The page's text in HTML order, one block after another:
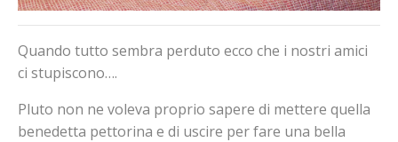
Quando tutto sembra perduto ecco che i nostri amici
ci stupiscono….
Pluto non ne voleva proprio sapere di mettere quella
benedetta pettorina e di uscire per fare una bella